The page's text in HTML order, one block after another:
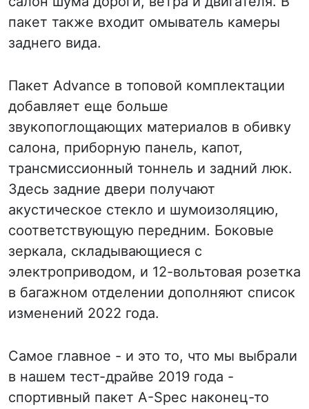
пакет также входит омыватель камеры
заднего вида.
Пакет Advance в топовой комплектации
добавляет еще больше
звукопоглощающих материалов в обивку
салона, приборную панель, капот,
трансмиссионный тоннель и задний люк.
Здесь задние двери получают
акустическое стекло и шумоизоляцию,
соответствующую передним. Боковые
зеркала, складывающиеся с
электроприводом, и 12-вольтовая розетка
в багажном отделении дополняют список
изменений 2022 года.
Самое главное - и это то, что мы выбрали
в нашем тест-драйве 2019 года -
спортивный пакет A-Spec наконец-то